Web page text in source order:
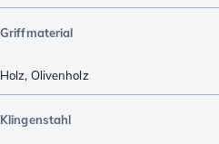
Griffmaterial
Holz, Olivenholz
Klingenstahl